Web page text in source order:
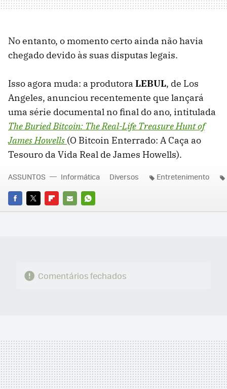
No entanto, o momento certo ainda não havia
chegado devido às suas disputas legais.
Isso agora muda: a produtora LEBUL, de Los
Angeles, anunciou recentemente que lançará
uma série documental no final do ano, intitulada
The Buried Bitcoin: The Real-Life Treasure Hunt of
James Howells (O Bitcoin Enterrado: A Caça ao
Tesouro da Vida Real de James Howells).
FACEBOOK
TWITTERFLIPBOARD
E-
WHATSAPP
ASSUNTOS Informática Diversos Entretenimento
Comentários fechados